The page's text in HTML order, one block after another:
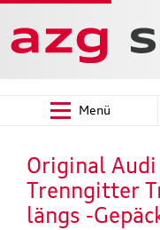
Menü
Original Audi
Trenngitter
längs -